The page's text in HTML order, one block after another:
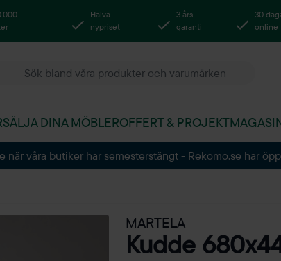
Halva
nypriset
3 års
garanti
30
online
SÄLJA DINA MÖBLEROFFERT & PROJEKT
när våra butiker har semesterstängt - Rekomo.se har
MARTELA
Kudde